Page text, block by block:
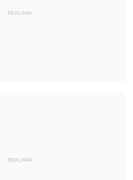
REKLAMA
REKLAMA